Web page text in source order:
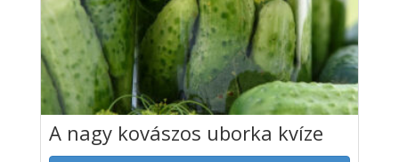
A nagy kovászos uborka kvíze